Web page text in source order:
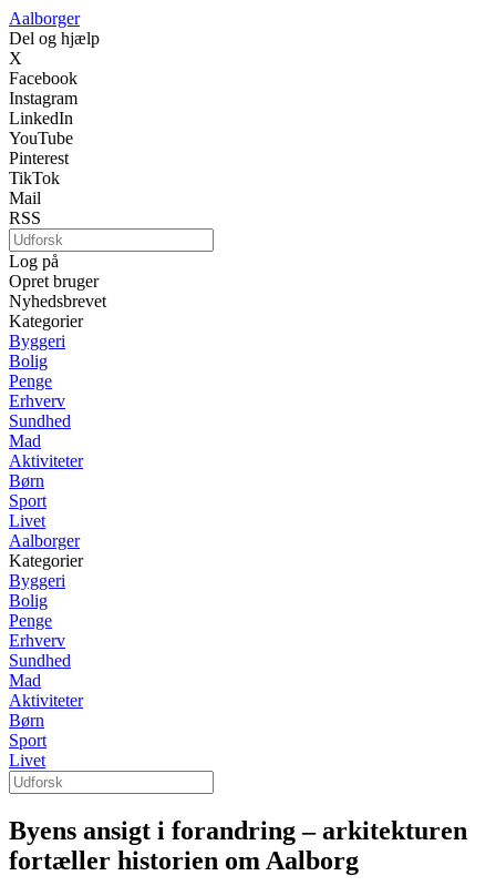
Aalborger
Del og hjælp
X
Facebook
Instagram
LinkedIn
YouTube
Pinterest
TikTok
Mail
RSS
Log på
Opret bruger
Nyhedsbrevet
Kategorier
Byggeri
Bolig
Penge
Erhverv
Sundhed
Mad
Aktiviteter
Børn
Sport
Livet
Aalborger
Kategorier
Byggeri
Bolig
Penge
Erhverv
Sundhed
Mad
Aktiviteter
Børn
Sport
Livet
Byens ansigt i forandring – arkitekturen
fortæller historien om Aalborg